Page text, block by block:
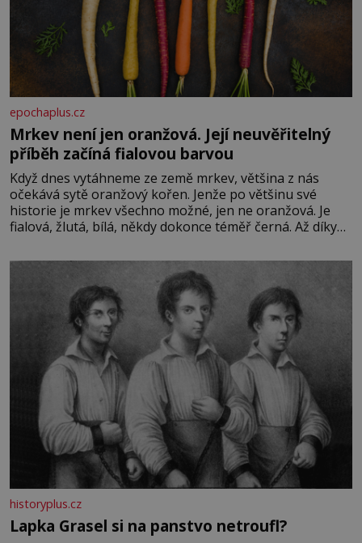
epochaplus.cz
Mrkev není jen oranžová. Její neuvěřitelný
příběh začíná fialovou barvou
Když dnes vytáhneme ze země mrkev, většina z nás
očekává sytě oranžový kořen. Jenže po většinu své
historie je mrkev všechno možné, jen ne oranžová. Je
fialová, žlutá, bílá, někdy dokonce téměř černá. Až díky
bez které si českou zahradu ani nedokážeme představit.
historyplus.cz
Lapka Grasel si na panstvo netroufl?